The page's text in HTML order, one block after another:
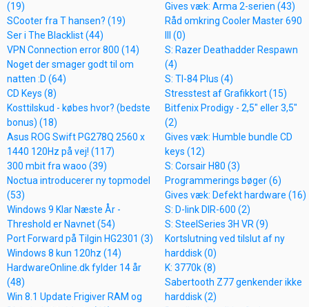
(19)
SCooter fra T hansen? (19)
Ser i The Blacklist (44)
VPN Connection error 800 (14)
Noget der smager godt til om
natten :D (64)
CD Keys (8)
Kosttilskud - købes hvor? (bedste
bonus) (18)
Asus ROG Swift PG278Q 2560 x
1440 120Hz på vej! (117)
300 mbit fra waoo (39)
Noctua introducerer ny topmodel
(53)
Windows 9 Klar Næste År -
Threshold er Navnet (54)
Port Forward på Tilgin HG2301 (3)
Windows 8 kun 120hz (14)
HardwareOnline.dk fylder 14 år
(48)
Win 8.1 Update Frigiver RAM og
Gives væk: Arma 2-serien (43)
Råd omkring Cooler Master 690
III (0)
S: Razer Deathadder Respawn
(4)
S: TI-84 Plus (4)
Stresstest af Grafikkort (15)
Bitfenix Prodigy - 2,5" eller 3,5"
(2)
Gives væk: Humble bundle CD
keys (12)
S: Corsair H80 (3)
Programmerings bøger (6)
Gives væk: Defekt hardware (16)
S: D-link DIR-600 (2)
S: SteelSeries 3H VR (9)
Kortslutning ved tilslut af ny
harddisk (0)
K: 3770k (8)
Sabertooth Z77 genkender ikke
harddisk (2)